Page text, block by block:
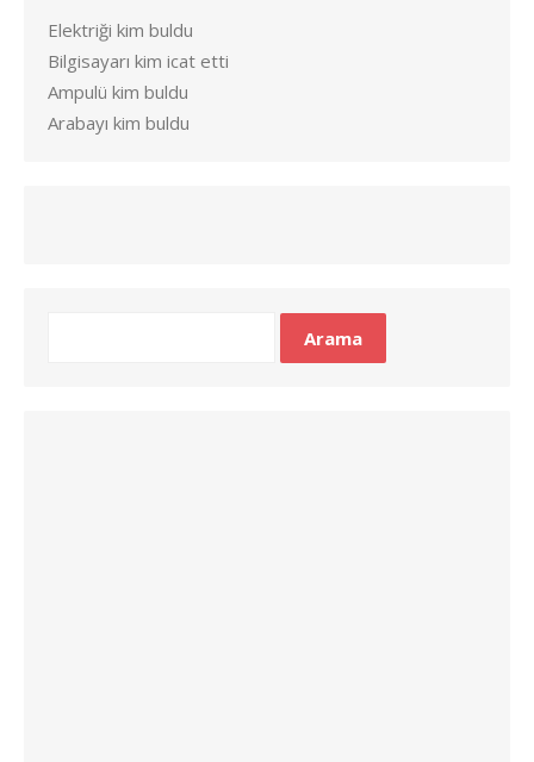
Elektriği kim buldu
Bilgisayarı kim icat etti
Ampulü kim buldu
Arabayı kim buldu